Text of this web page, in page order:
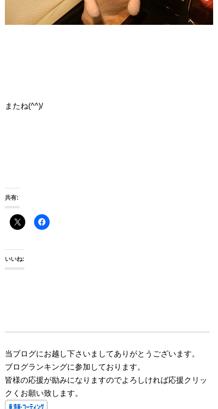
またね(^^)/
共有:
いいね:
当ブログにお越し下さいましてありがとうございます。
ブログランキングに参加しております。
皆様の応援が励みになりますのでよろしければ応援クリッ
クくお願い致します。